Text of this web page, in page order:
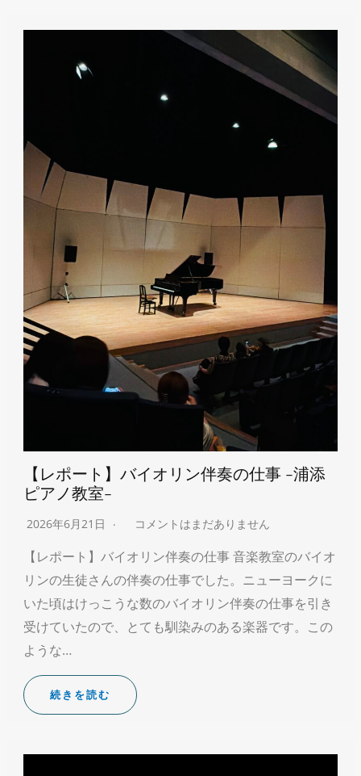
【レポート】バイオリン伴奏の仕事 -浦添
ピアノ教室-
2026年6月21日 コメントはまだありません
【レポート】バイオリン伴奏の仕事 音楽教室のバイオ
リンの生徒さんの伴奏の仕事でした。ニューヨークに
いた頃はけっこうな数のバイオリン伴奏の仕事を引き
受けていたので、とても馴染みのある楽器です。この
ような…
続きを読む